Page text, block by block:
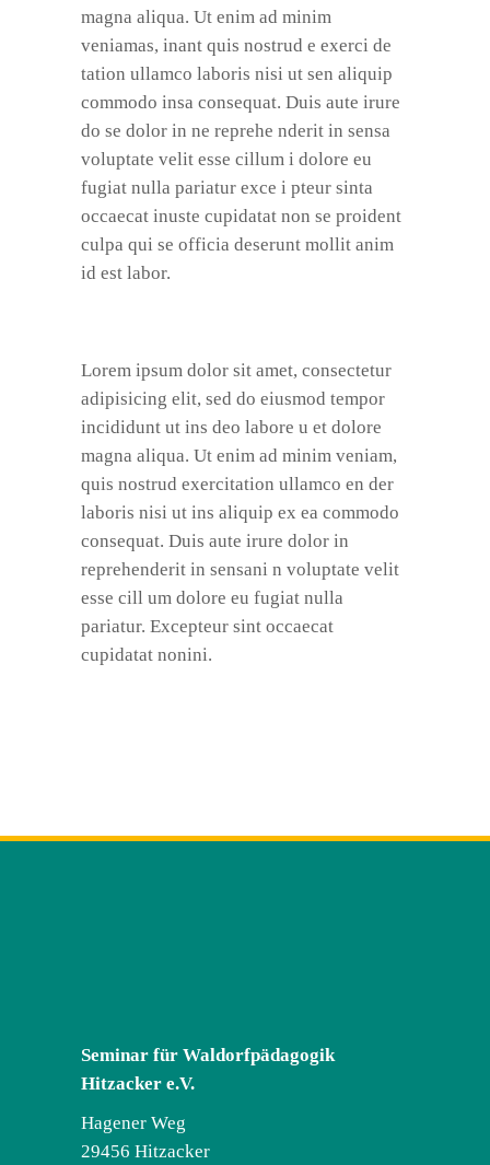
magna aliqua. Ut enim ad minim
veniamas, inant quis nostrud e exerci de
tation ullamco laboris nisi ut sen aliquip
commodo insa consequat. Duis aute irure
do se dolor in ne reprehe nderit in sensa
voluptate velit esse cillum i dolore eu
fugiat nulla pariatur exce i pteur sinta
occaecat inuste cupidatat non se proident
culpa qui se officia deserunt mollit anim
id est labor.
Lorem ipsum dolor sit amet, consectetur
adipisicing elit, sed do eiusmod tempor
incididunt ut ins deo labore u et dolore
magna aliqua. Ut enim ad minim veniam,
quis nostrud exercitation ullamco en der
laboris nisi ut ins aliquip ex ea commodo
consequat. Duis aute irure dolor in
reprehenderit in sensani n voluptate velit
esse cill um dolore eu fugiat nulla
pariatur. Excepteur sint occaecat
cupidatat nonini.
Seminar für Waldorfpädagogik
Hitzacker e.V.
Hagener Weg
29456 Hitzacker